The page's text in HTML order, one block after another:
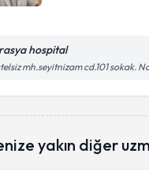
hospital
mh.seyitnizam cd.101 sokak.
yakın diğer